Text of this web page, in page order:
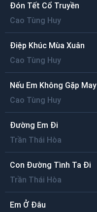
Đón Tết Cổ Truyền
Cao Tùng Huy
Điệp Khúc Mùa Xuân
Cao Tùng Huy
Nếu Em Không Gặp May
Cao Tùng Huy
Ðường Em Ði
Trần Thái Hòa
Con Ðường Tình Ta Ði
Trần Thái Hòa
Em Ở Ðâu